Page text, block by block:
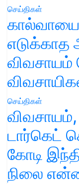
செய்திகள்
கால்வாயை
எடுக்காத
விவசாயம்
செய்திகள்
டார்கெட்
கோடி
நிலை